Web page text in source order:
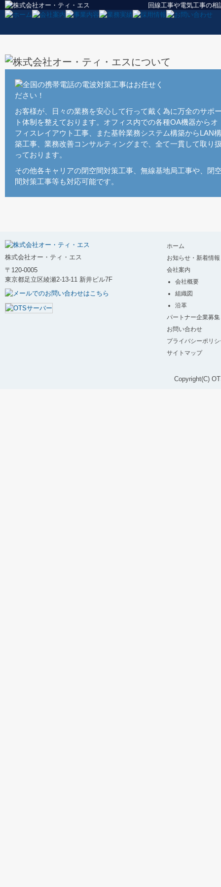
回線工事や電気工事の
お客様が、日々の業務を安心して行って戴く為に万全のサポ
ト体制を整えております。オフィス内での各種OA機器からオ
フィスレイアウト工事、また基幹業務システム構築からLAN構
築工事、業務改善コンサルティングまで、全て一貫して取り
っております。
その他各キャリアの閉空間対策工事、無線基地局工事や、閉
間対策工事等も対応可能です。
株式会社オー・ティ・エス
〒120-0005
東京都足立区綾瀬2-13-11 新井ビル7F
ホーム
お知らせ・新着情報
会社案内
会社概要
組織図
沿革
パートナー企業募集
お問い合わせ
プライバシーポリ
サイトマップ
Copyright(C)